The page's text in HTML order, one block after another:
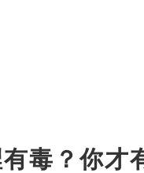
毒？你才